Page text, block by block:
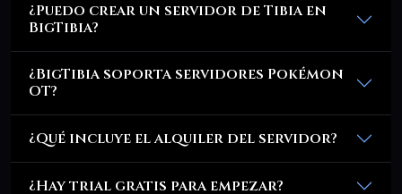
¿Puedo crear un servidor de Tibia en
BigTibia?
¿BigTibia soporta servidores Pokémon
OT?
¿Qué incluye el alquiler del servidor?
¿Hay trial gratis para empezar?